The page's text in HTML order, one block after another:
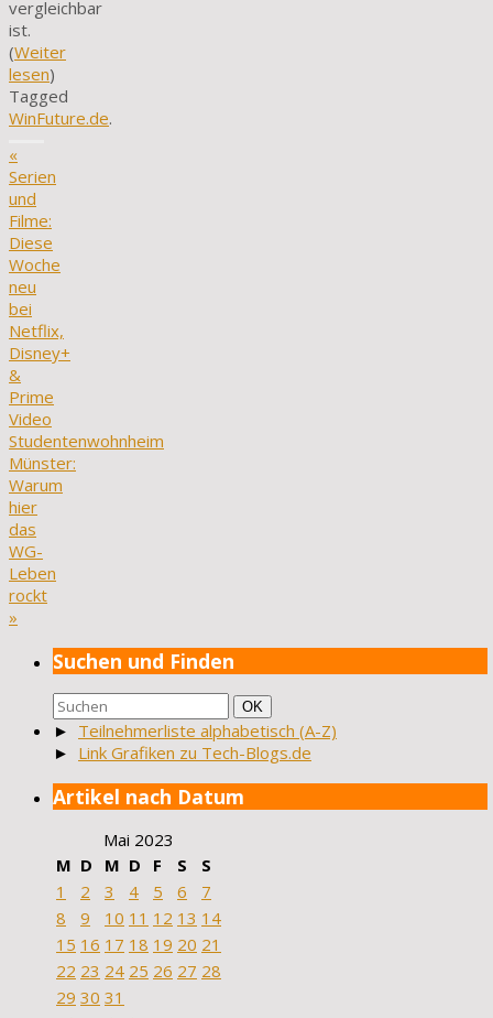
vergleichbar
ist.
(Weiter
lesen)
Tagged
WinFuture.de.
«
Serien
und
Filme:
Diese
Woche
neu
bei
Netflix,
Disney+
&
Prime
Video
Studentenwohnheim
Münster:
Warum
hier
das
WG-
Leben
rockt
»
Suchen und Finden
Suchen
nach:
Suchen
OK
► Teilnehmerliste alphabetisch (A-Z)
► Link Grafiken zu Tech-Blogs.de
Artikel nach Datum
Mai 2023
M D M D F S
S
1
2 3 4 5 6
7
8
9 10 11 12 13 14
15 16 17 18 19 20 21
22 23 24 25 26 27 28
29 30 31